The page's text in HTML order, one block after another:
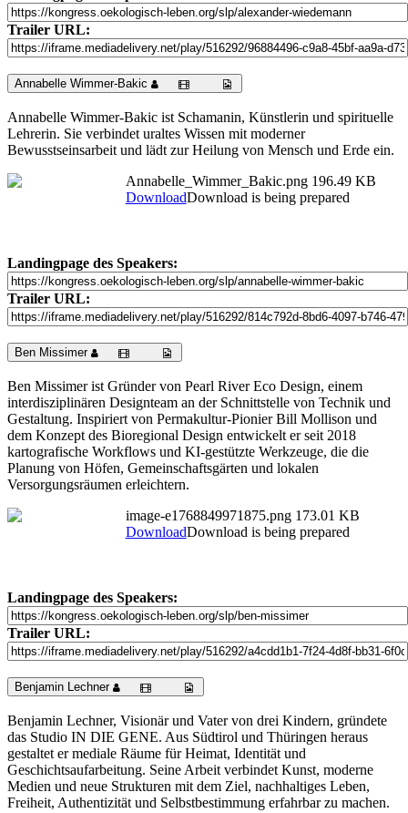
Trailer URL:
Annabelle Wimmer-Bakic
Annabelle Wimmer-Bakic ist Schamanin, Künstlerin und spirituelle
Lehrerin. Sie verbindet uraltes Wissen mit moderner
Bewusstseinsarbeit und lädt zur Heilung von Mensch und Erde ein.
Annabelle_Wimmer_Bakic.png 196.49 KB
DownloadDownload is being prepared
Landingpage des Speakers:
Trailer URL:
Ben Missimer
Ben Missimer ist Gründer von Pearl River Eco Design, einem
interdisziplinären Designteam an der Schnittstelle von Technik und
Gestaltung. Inspiriert von Permakultur-Pionier Bill Mollison und
dem Konzept des Bioregional Design entwickelt er seit 2018
kartografische Workflows und KI-gestützte Werkzeuge, die die
Planung von Höfen, Gemeinschaftsgärten und lokalen
Versorgungsräumen erleichtern.
image-e1768849971875.png 173.01 KB
DownloadDownload is being prepared
Landingpage des Speakers:
Trailer URL:
Benjamin Lechner
Benjamin Lechner, Visionär und Vater von drei Kindern, gründete
das Studio IN DIE GENE. Aus Südtirol und Thüringen heraus
gestaltet er mediale Räume für Heimat, Identität und
Geschichtsaufarbeitung. Seine Arbeit verbindet Kunst, moderne
Medien und neue Strukturen mit dem Ziel, nachhaltiges Leben,
Freiheit, Authentizität und Selbstbestimmung erfahrbar zu machen.